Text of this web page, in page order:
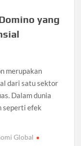
yang
merupakan
dari satu sektor
Dalam dunia
seperti efek
Global